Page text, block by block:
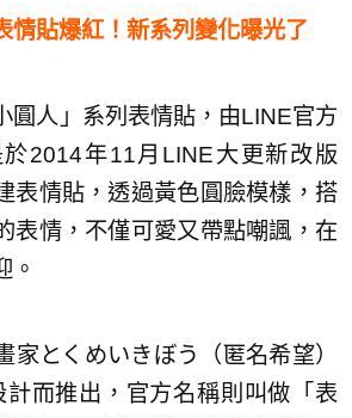
情貼爆紅！新系列變化曝光了
圓人」系列表情貼，由LINE官方
2014年11月LINE大更新改版
表情貼，透過黃色圓臉模樣，搭
表情，不僅可愛又帶點嘲諷，在
。
家とくめいきぼう（匿名希望）
計而推出，官方名稱則叫做「表